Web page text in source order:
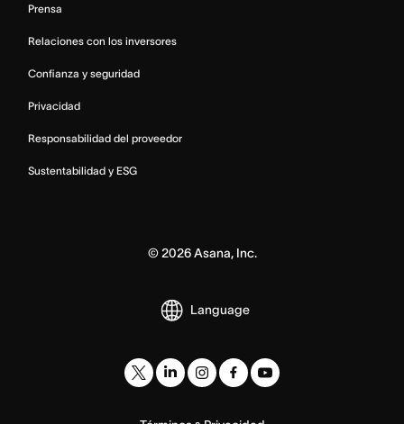
Prensa
Relaciones con los inversores
Confianza y seguridad
Privacidad
Responsabilidad del proveedor
Sustentabilidad y ESG
© 2026Asana, Inc.
Language